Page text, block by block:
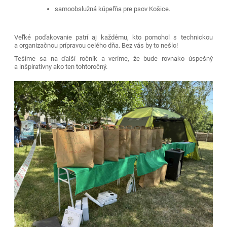
samoobslužná kúpeľňa pre psov Košice.
Veľké poďakovanie patrí aj každému, kto pomohol s technickou
a organizačnou prípravou celého dňa. Bez vás by to nešlo!
Tešíme sa na ďalší ročník a veríme, že bude rovnako úspešný
a inšpiratívny ako ten tohtoročný.